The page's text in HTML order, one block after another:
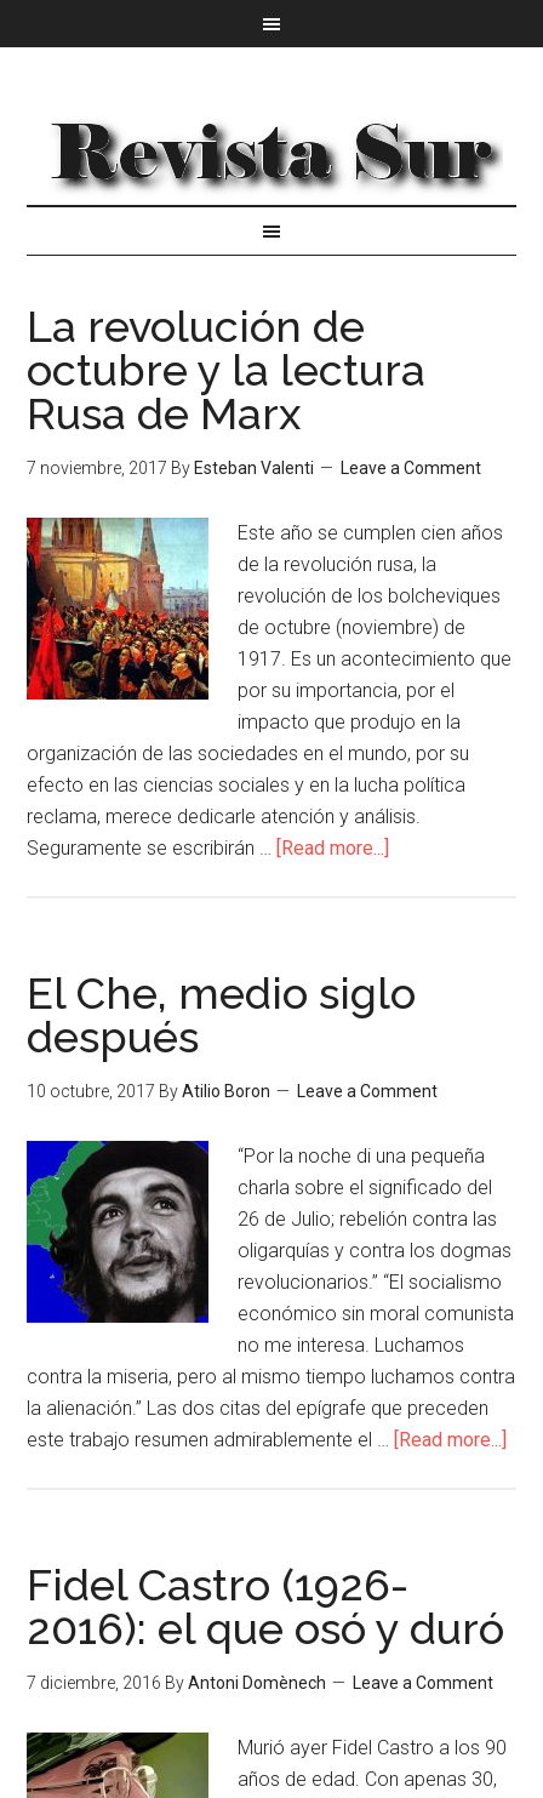
La revolución de
octubre y la lectura
Rusa de Marx
7 noviembre, 2017 By Esteban Valenti Leave a Comment
Este año se cumplen cien años
de la revolución rusa, la
revolución de los bolcheviques
de octubre (noviembre) de
1917. Es un acontecimiento que
por su importancia, por el
impacto que produjo en la
organización de las sociedades en el mundo, por su
efecto en las ciencias sociales y en la lucha política
reclama, merece dedicarle atención y análisis.
Seguramente se escribirán … [Read more...]
El Che, medio siglo
después
10 octubre, 2017 ByAtilio Boron Leave a Comment
“Por la noche di una pequeña
charla sobre el significado del
26 de Julio; rebelión contra las
oligarquías y contra los dogmas
revolucionarios.” “El socialismo
económico sin moral comunista
no me interesa. Luchamos
contra la miseria, pero al mismo tiempo luchamos contra
la alienación.” Las dos citas del epígrafe que preceden
este trabajo resumen admirablemente el … [Read more...]
Fidel Castro (1926-
2016): el que osó y duró
7 diciembre, 2016 ByAntoni Domènech Leave a Comment
Murió ayer Fidel Castro a los 90
años de edad. Con apenas 30,